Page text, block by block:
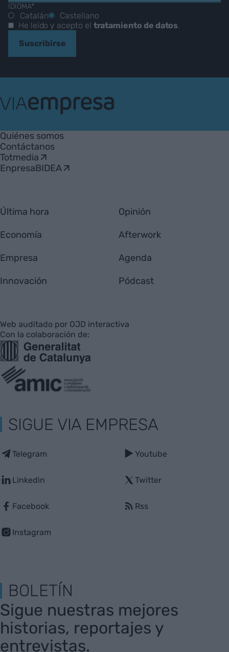
IDIOMA*
Catalán
Castellano
He leído y acepto el tratamiento de datos.
Suscribirse
Empresa
Quiénes somos
Contáctanos
Totmedia
EnpresaBIDEA
Última hora
Economía
Empresa
Innovación
Opinión
Afterwork
Agenda
Pódcast
Web auditado por OJD interactiva
Con la colaboración de:
SIGUE VIA EMPRESA
Telegram
Linkedin
Facebook
Instagram
Youtube
Twitter
Rss
BOLETÍN
Sigue nuestras mejores
historias, reportajes y
entrevistas.